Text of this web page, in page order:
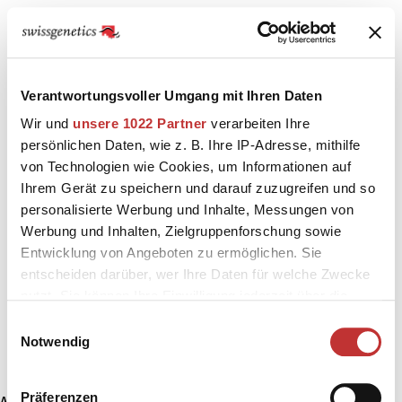
Verantwortungsvoller Umgang mit Ihren Daten
Wir und unsere 1022 Partner verarbeiten Ihre
persönlichen Daten, wie z. B. Ihre IP-Adresse, mithilfe
von Technologien wie Cookies, um Informationen auf
Ihrem Gerät zu speichern und darauf zuzugreifen und so
personalisierte Werbung und Inhalte, Messungen von
Werbung und Inhalten, Zielgruppenforschung sowie
Entwicklung von Angeboten zu ermöglichen. Sie
entscheiden darüber, wer Ihre Daten für welche Zwecke
Trigger Symbol ändern oder widerrufen
Notwendig
Präferenzen